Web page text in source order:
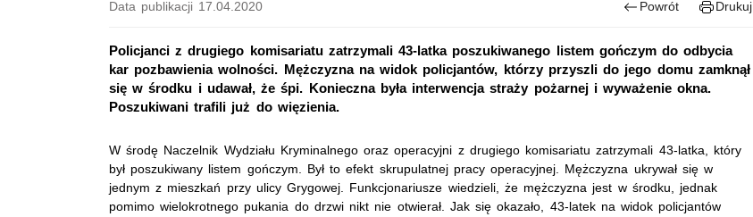
Data publikacji 17.04.2020 Powrót Drukuj
Policjanci z drugiego komisariatu zatrzymali 43-latka poszukiwanego listem gończym do odbycia
kar pozbawienia wolności. Mężczyzna na widok policjantów, którzy przyszli do jego domu zamknął
się w środku i udawał, że śpi. Konieczna była interwencja straży pożarnej i wyważenie okna.
Poszukiwani trafili już do więzienia.
W środę Naczelnik Wydziału Kryminalnego oraz operacyjni z drugiego komisariatu zatrzymali 43-latka, który
był poszukiwany listem gończym. Był to efekt skrupulatnej pracy operacyjnej. Mężczyzna ukrywał się w
jednym z mieszkań przy ulicy Grygowej. Funkcjonariusze wiedzieli, że mężczyzna jest w środku, jednak
pomimo wielokrotnego pukania do drzwi nikt nie otwierał. Jak się okazało, 43-latek na widok policjantów